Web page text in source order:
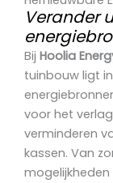
Verander
Bij Hoolia
tuinbouw ligt
voor het
verminderen
kassen. Van